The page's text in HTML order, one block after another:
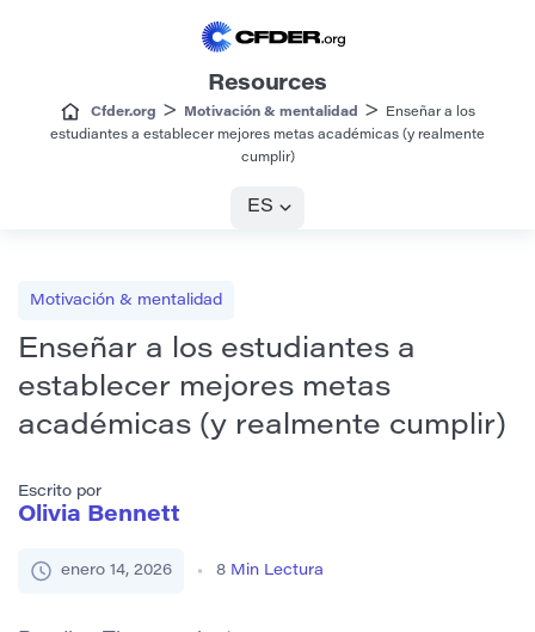
Resources
Cfder.org > Motivación & mentalidad >
Enseñar a los
estudiantes a establecer mejores metas académicas (y realmente
cumplir)
ES
Motivación & mentalidad
Enseñar a los estudiantes a
establecer mejores metas
académicas (y realmente cumplir)
Escrito por
Olivia Bennett
enero 14, 2026 8 Min Lectura